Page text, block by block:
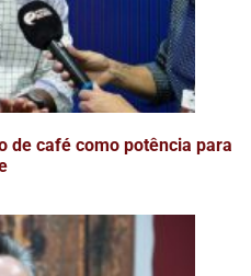
de café como potência para